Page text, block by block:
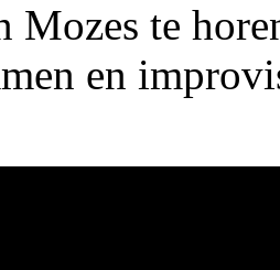
Mozes te
en